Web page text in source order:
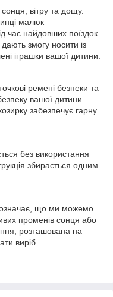
вітру та дощу.
малюк
час найдовших поїздок.
змогу носити із
іграшки вашої дитини.
ремені безпеки та
вашої дитини.
забезпечує гарну
без використання
збирається одним
означає, що ми можемо
променів сонця або
розташована на
виріб.